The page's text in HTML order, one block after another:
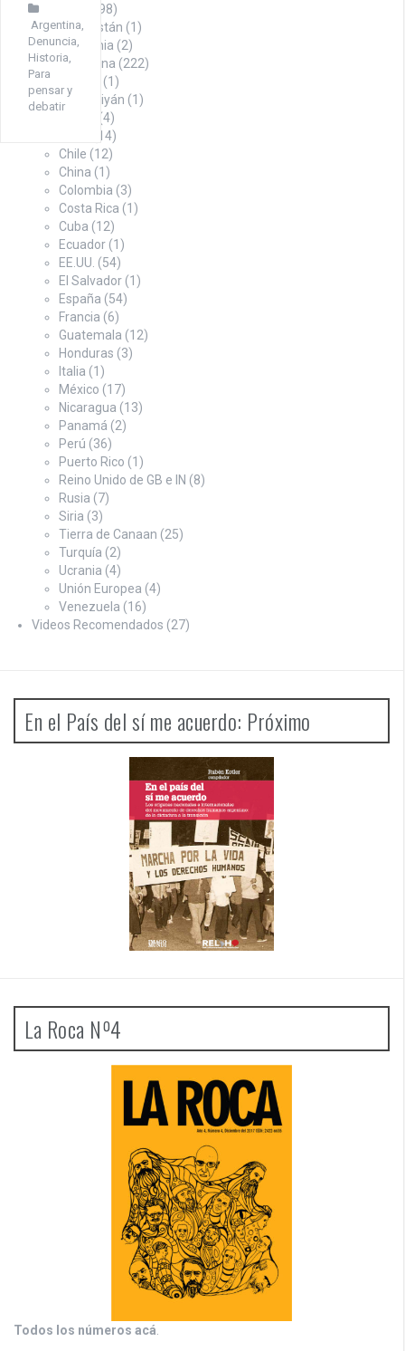
Argentina,
Denuncia,
Historia,
Para
pensar y
debatir
Territorio
(498)
Afganistán (1)
Alemania (2)
Argentina (222)
(1)
Azerbaiyán (1)
(4)
(14)
Chile (12)
China (1)
Colombia (3)
Costa Rica (1)
Cuba (12)
Ecuador (1)
EE.UU. (54)
El Salvador (1)
España (54)
Francia (6)
Guatemala (12)
Honduras (3)
Italia (1)
México (17)
Nicaragua (13)
Panamá (2)
Perú (36)
Puerto Rico (1)
Reino Unido de GB e IN (8)
Rusia (7)
Siria (3)
Tierra de Canaan (25)
Turquía (2)
Ucrania (4)
Unión Europea (4)
Venezuela (16)
Videos Recomendados (27)
En el País del sí me acuerdo: Próximo
La Roca Nº4
Todos los números acá